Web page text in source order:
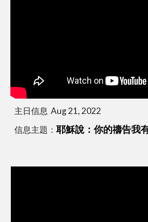
主日信息  Aug 21, 2022
信息主題：耶穌說：你的禱告我